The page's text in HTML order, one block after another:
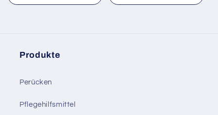
Produkte
Perücken
Pflegehilfsmittel